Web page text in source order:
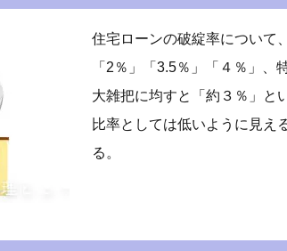
住宅ローンの破綻率について
「2％」「3.5％」「４％」、
大雑把に均すと「約３％」と
比率としては低いように見え
る。